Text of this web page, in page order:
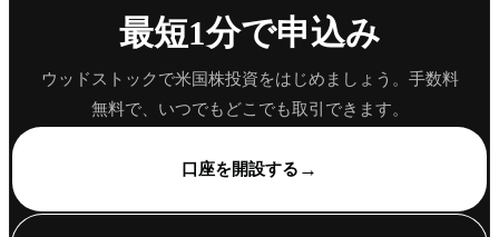
最短1分で申込み
ウッドストックで米国株投資をはじめましょう。手数料
無料で、いつでもどこでも取引できます。
口座を開設する →